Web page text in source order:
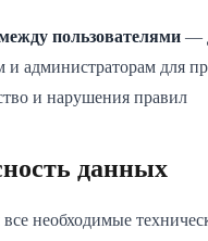
пользователями —
и администраторам для
и нарушения правил
данных
необходимые